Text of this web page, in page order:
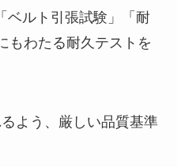
ベルト引張試験」「耐
もわたる耐久テストを
よう、厳しい品質基準